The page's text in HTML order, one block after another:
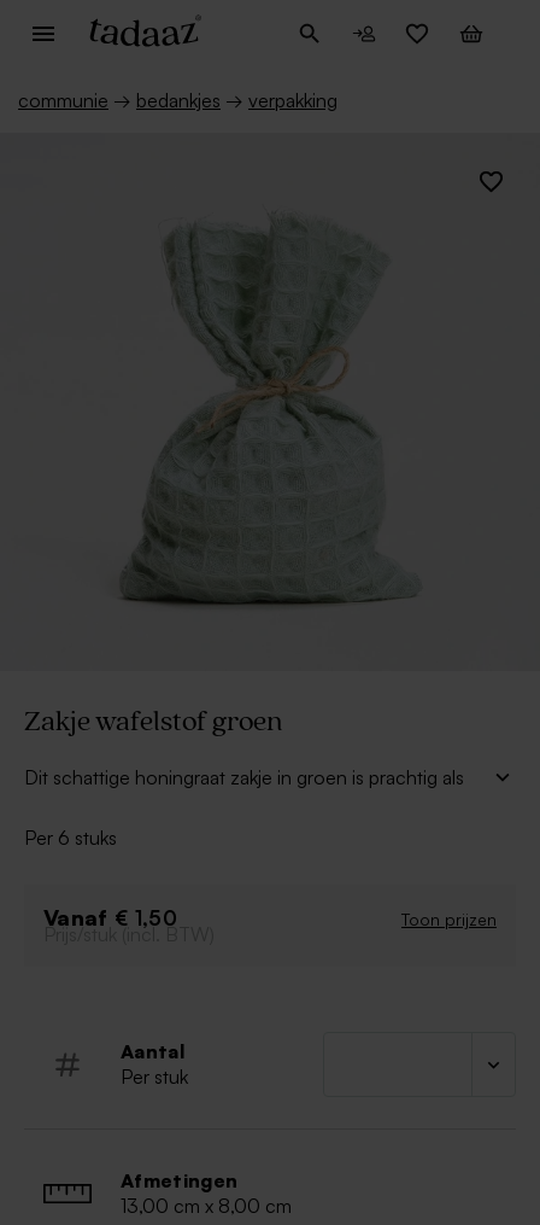
communie → bedankjes → verpakking
Zakje wafelstof groen
Dit schattige honingraat zakje in groen is prachtig als
snoepjes, suikerbonen of een ander item dat past bij je
Per 6 verkocht
Per 6 stuks
Vanaf € 1,50 Toon prijzen
Prijs/stuk (incl. BTW)
Aantal
Per stuk
Afmetingen
13,00 cm x 8,00 cm